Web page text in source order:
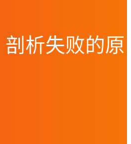
析失败的原